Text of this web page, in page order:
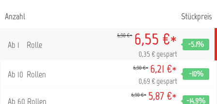
Anzahl Stückpreis
Ab 1 Rolle
6,90 €* 6,55 €*
0,35 € gespart
-5.1%
Ab 10 Rollen
6,90 €* 6,21 €*
0,69 € gespart
-10%
Ab 60 Rollen
6,90 €* 5,87 €* -14.9%